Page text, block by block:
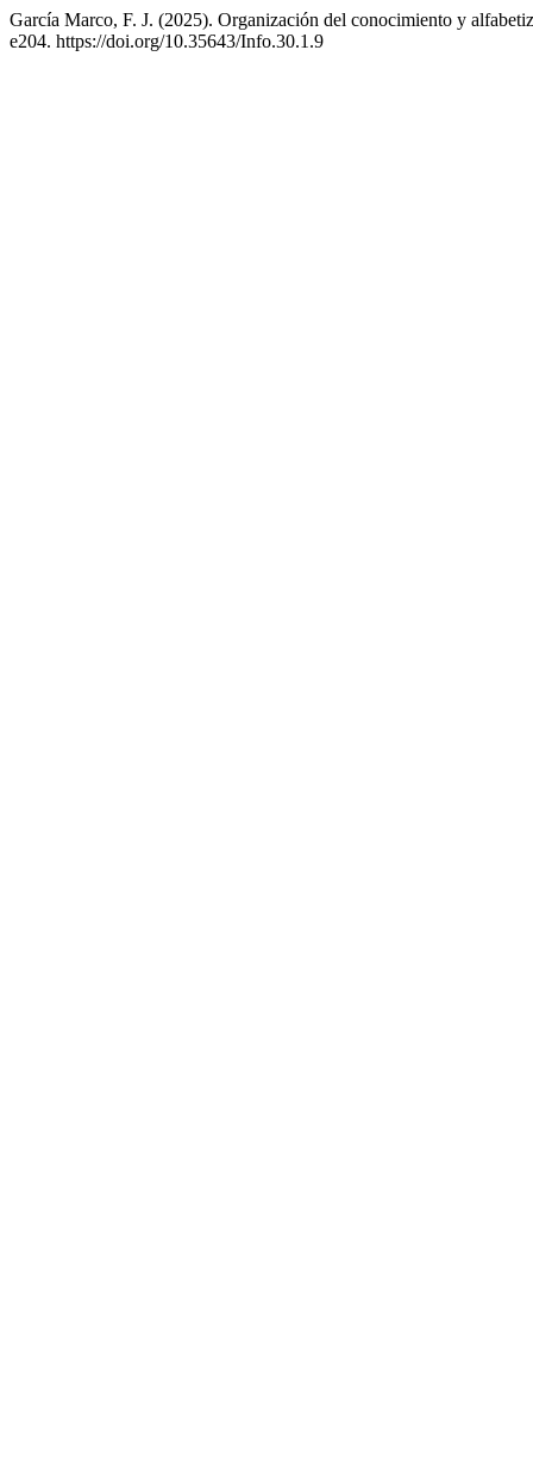
García Marco, F. J. (2025). Organización del conocimiento y
e204. https://doi.org/10.35643/Info.30.1.9